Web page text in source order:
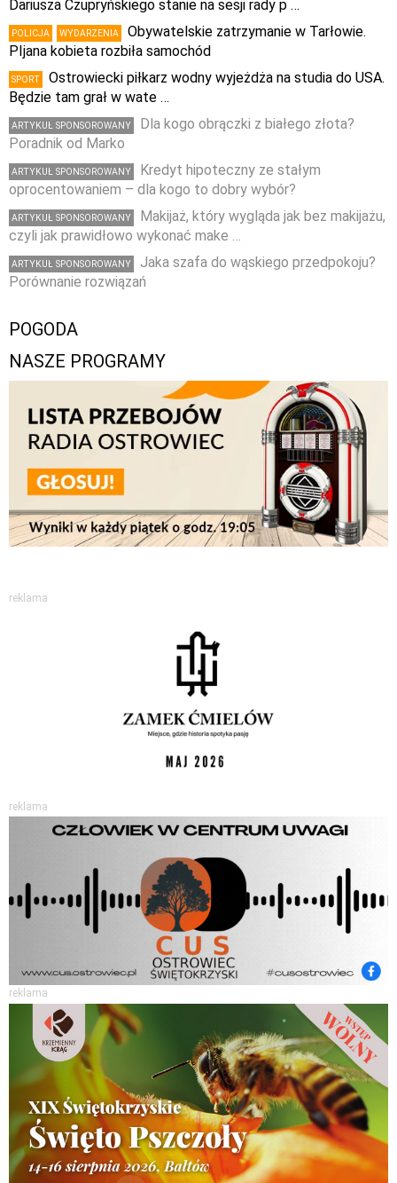
Dariusza Czupryńskiego stanie na sesji rady p …
POLICJA WYDARZENIA
Obywatelskie zatrzymanie w Tarłowie.
PIjana kobieta rozbiła samochód
SPORT
Ostrowiecki piłkarz wodny wyjeżdża na studia do USA.
Będzie tam grał w wate …
ARTYKUŁ SPONSOROWANY
Dla kogo obrączki z białego złota?
Poradnik od Marko
ARTYKUŁ SPONSOROWANY
Kredyt hipoteczny ze stałym
oprocentowaniem – dla kogo to dobry wybór?
ARTYKUŁ SPONSOROWANY
Makijaż, który wygląda jak bez makijażu,
czyli jak prawidłowo wykonać make …
ARTYKUŁ SPONSOROWANY
Jaka szafa do wąskiego przedpokoju?
Porównanie rozwiązań
POGODA
NASZE PROGRAMY
reklama
reklama
reklama